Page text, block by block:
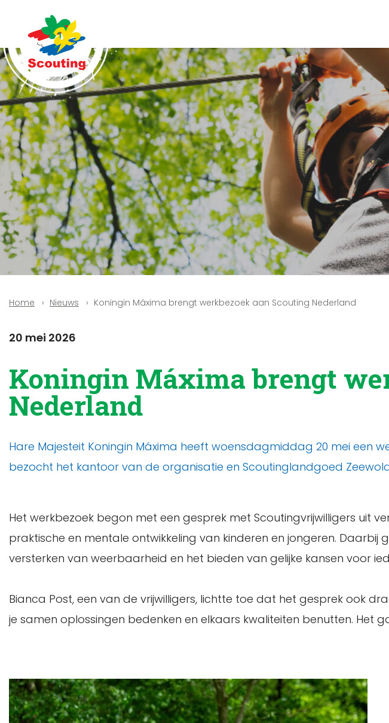
Home Nieuws Koningin Máxima brengt werkbezoek aan Scouting Nederland
20 mei 2026
Koningin Máxima brengt
Nederland
Hare Majesteit Koningin Máxima heeft woensdagmiddag 20 mei een
bezocht het kantoor van de organisatie en Scoutinglandgoed
Het werkbezoek begon met een gesprek met Scoutingvrijwilligers uit
praktische en mentale ontwikkeling van kinderen en jongeren.
versterken van weerbaarheid en het bieden van gelijke kansen voor
Bianca Post, een van de vrijwilligers, lichtte toe dat het gesprek ook
je samen oplossingen bedenken en elkaars kwaliteiten benutten. Het